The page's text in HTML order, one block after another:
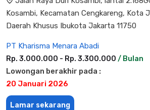
Kosambi, Kecamatan Cengkareng, Kota
Daerah Khusus Ibukota Jakarta 11750
PT Kharisma Menara Abadi
Rp. 3.000.000 - Rp. 3.300.000 / Bulan
Lowongan berakhir pada :
20 Januari 2026
Lamar sekarang